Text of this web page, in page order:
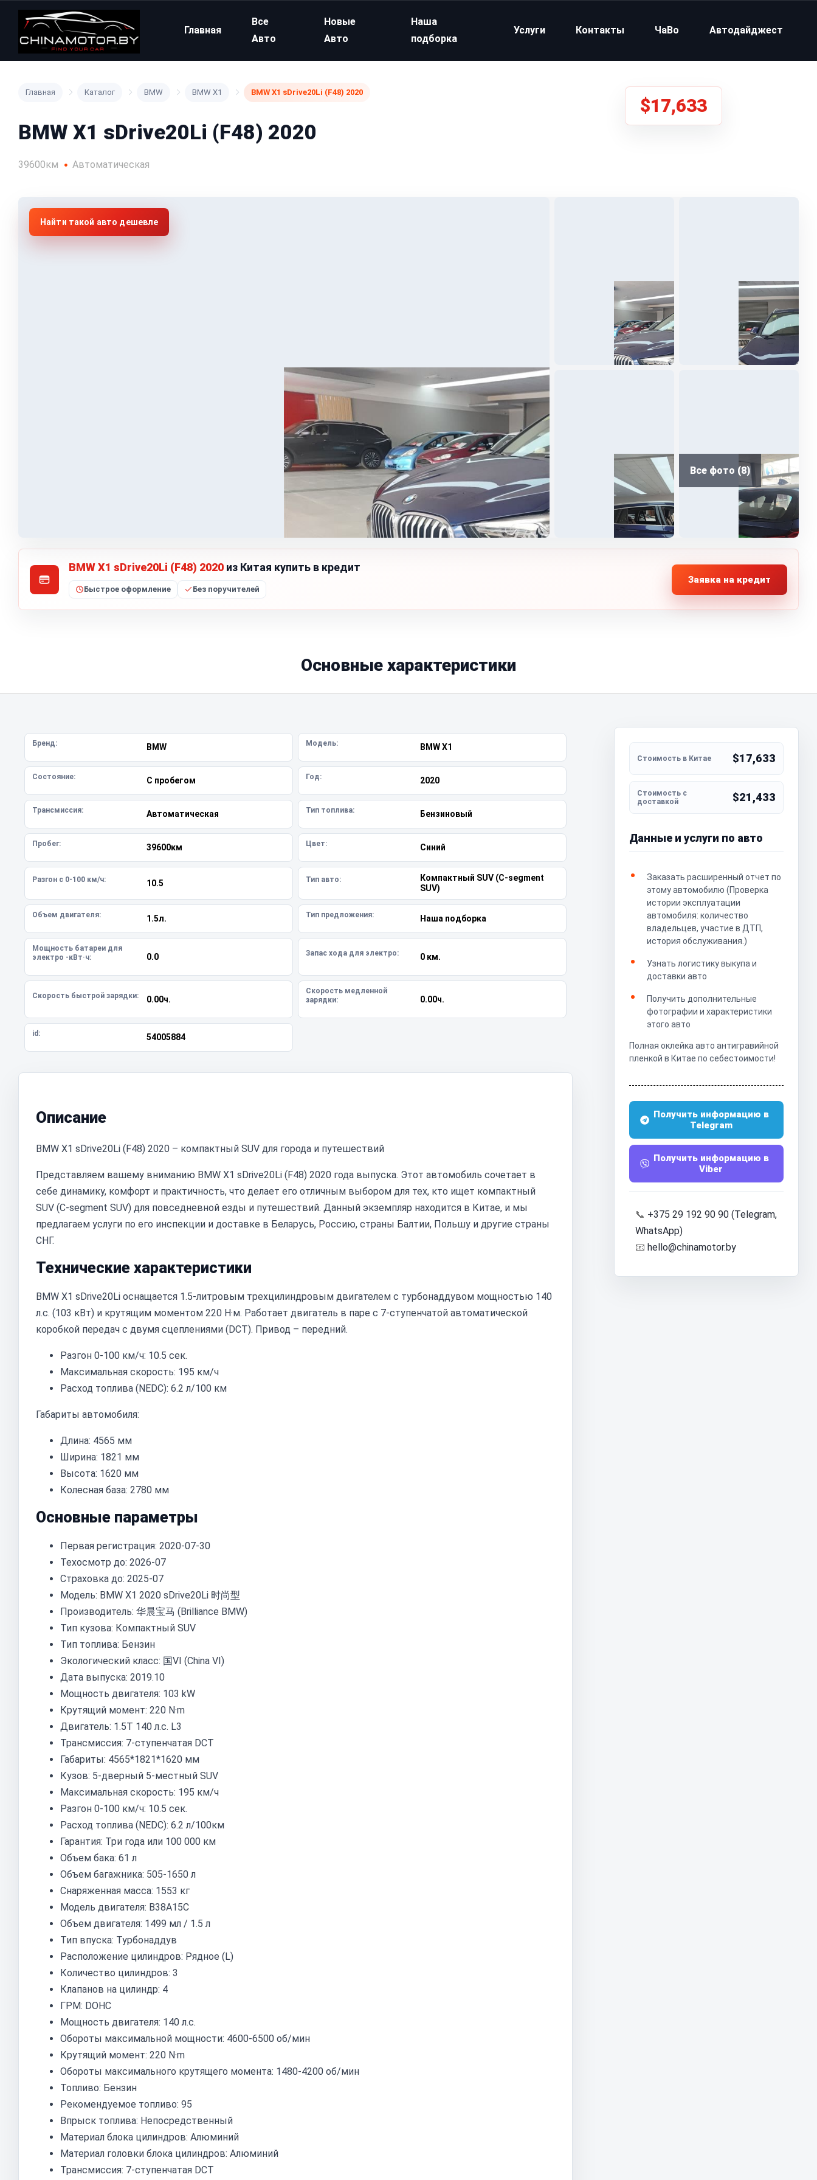
Главная
Все
Авто
Новые
Авто
Наша
подборка
Услуги Контакты ЧаВо Автодайджест
Главная Каталог BMW BMW X1 BMW X1 sDrive20Li (F48) 2020
BMW X1 sDrive20Li (F48) 2020
39600км Автоматическая
$17,633
Все фото (8)
Найти такой авто дешевле
BMW X1 sDrive20Li (F48) 2020 из Китая купить в кредит
Быстрое оформление Без поручителей
Заявка на кредит
Основные характеристики
Бренд: BMW Модель: BMW X1
Состояние: С пробегом Год: 2020
Трансмиссия: Автоматическая Тип топлива: Бензиновый
Пробег: 39600км Цвет: Синий
Разгон с 0-100 км/ч: 10.5 Тип авто:
Компактный SUV (C-segment
SUV)
Объем двигателя: 1.5л. Тип предложения: Наша подборка
Мощность батареи для
электро -кВт·ч:
0.0 Запас хода для электро: 0 км.
Скорость быстрой зарядки: 0.00ч.
Скорость медленной
зарядки:
0.00ч.
id: 54005884
Описание
BMW X1 sDrive20Li (F48) 2020 – компактный SUV для города и путешествий
Представляем вашему вниманию BMW X1 sDrive20Li (F48) 2020 года выпуска. Этот автомобиль сочетает в
себе динамику, комфорт и практичность, что делает его отличным выбором для тех, кто ищет компактный
SUV (C-segment SUV) для повседневной езды и путешествий. Данный экземпляр находится в Китае, и мы
предлагаем услуги по его инспекции и доставке в Беларусь, Россию, страны Балтии, Польшу и другие страны
СНГ.
Технические характеристики
BMW X1 sDrive20Li оснащается 1.5-литровым трехцилиндровым двигателем с турбонаддувом мощностью 140
л.с. (103 кВт) и крутящим моментом 220 Н·м. Работает двигатель в паре с 7-ступенчатой автоматической
коробкой передач с двумя сцеплениями (DCT). Привод – передний.
Разгон 0-100 км/ч: 10.5 сек.
Максимальная скорость: 195 км/ч
Расход топлива (NEDC): 6.2 л/100 км
Габариты автомобиля:
Длина: 4565 мм
Ширина: 1821 мм
Высота: 1620 мм
Колесная база: 2780 мм
Основные параметры
Первая регистрация: 2020-07-30
Техосмотр до: 2026-07
Страховка до: 2025-07
Модель: BMW X1 2020 sDrive20Li 时尚型
Производитель: 华晨宝马 (Brilliance BMW)
Тип кузова: Компактный SUV
Тип топлива: Бензин
Экологический класс: 国VI (China VI)
Дата выпуска: 2019.10
Мощность двигателя: 103 kW
Крутящий момент: 220 N·m
Двигатель: 1.5T 140 л.с. L3
Трансмиссия: 7-ступенчатая DCT
Габариты: 4565*1821*1620 мм
Кузов: 5-дверный 5-местный SUV
Максимальная скорость: 195 км/ч
Разгон 0-100 км/ч: 10.5 сек.
Расход топлива (NEDC): 6.2 л/100км
Гарантия: Три года или 100 000 км
Объем бака: 61 л
Объем багажника: 505-1650 л
Снаряженная масса: 1553 кг
Модель двигателя: B38A15C
Объем двигателя: 1499 мл / 1.5 л
Тип впуска: Турбонаддув
Расположение цилиндров: Рядное (L)
Количество цилиндров: 3
Клапанов на цилиндр: 4
ГРМ: DOHC
Мощность двигателя: 140 л.с.
Обороты максимальной мощности: 4600-6500 об/мин
Крутящий момент: 220 N·m
Обороты максимального крутящего момента: 1480-4200 об/мин
Топливо: Бензин
Рекомендуемое топливо: 95
Впрыск топлива: Непосредственный
Материал блока цилиндров: Алюминий
Материал головки блока цилиндров: Алюминий
Трансмиссия: 7-ступенчатая DCT
$17,633
$21,433
Данные и услуги по авто
Заказать расширенный отчет по
этому автомобилю (Проверка
истории эксплуатации
автомобиля: количество
владельцев, участие в ДТП,
история обслуживания.)
Узнать логистику выкупа и
доставки авто
Получить дополнительные
фотографии и характеристики
этого авто
Полная оклейка авто антигравийной
пленкой в Китае по себестоимости!
Получить информацию в
Telegram
Получить информацию в
Viber
📞 +375 29 192 90 90 (Telegram,
WhatsApp)
📧 hello@chinamotor.by